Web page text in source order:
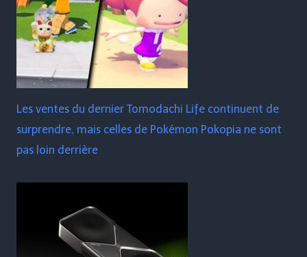
Les ventes du dernier Tomodachi Life continuent de
surprendre, mais celles de Pokémon Pokopia ne sont
pas loin derrière